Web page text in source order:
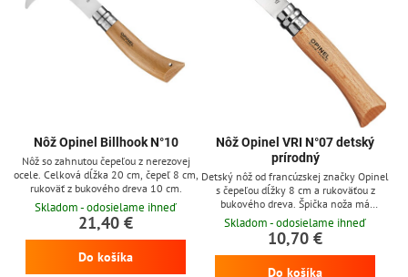
Nôž Opinel Billhook N°10
Nôž so zahnutou čepeľou z nerezovej
ocele. Celková dĺžka 20 cm, čepeľ 8 cm,
rukoväť z bukového dreva 10 cm.
Skladom - odosielame ihneď
21,40 €
Do košíka
Nôž Opinel VRI N°07 detský
prírodný
Detský nôž od francúzskej značky Opinel
s čepeľou dĺžky 8 cm a rukoväťou z
bukového dreva. Špička noža má
zaoblený tvar a nôž obsahuje aj poistku
Viroblock pre maximálnu ochranú vaších
detí
Skladom - odosielame ihneď
10,70 €
Do košíka